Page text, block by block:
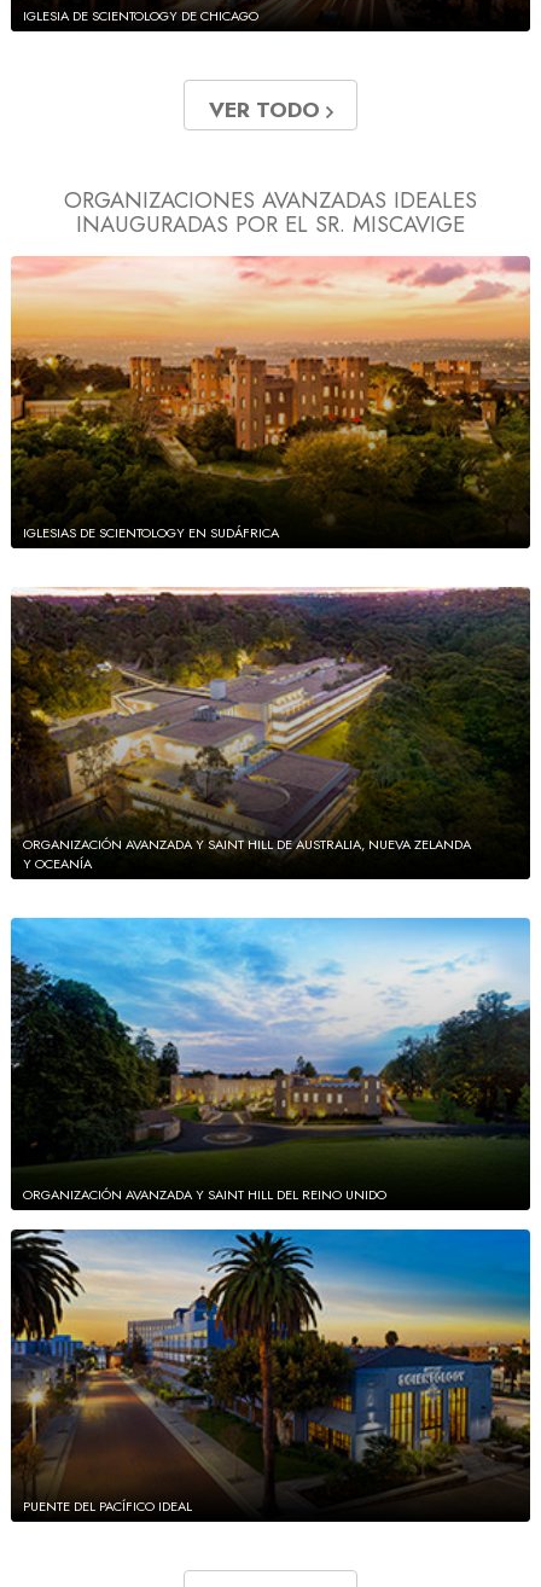
IGLESIA DE SCIENTOLOGY DE CHICAGO
VER TODO
ORGANIZACIONES AVANZADAS IDEALES
INAUGURADAS POR EL SR. MISCAVIGE
IGLESIAS DE SCIENTOLOGY EN SUDÁFRICA
ORGANIZACIÓN AVANZADA Y SAINT HILL DE AUSTRALIA, NUEVA ZELANDA
Y OCEANÍA
ORGANIZACIÓN AVANZADA Y SAINT HILL DEL REINO UNIDO
PUENTE DEL PACÍFICO IDEAL